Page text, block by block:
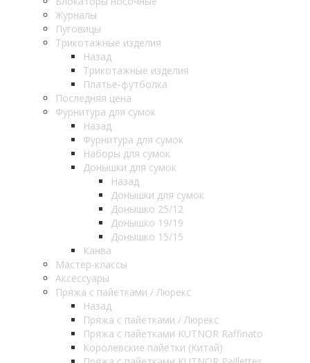
Журналы
Пуговицы
Трикотажные изделия
Назад
Трикотажные изделия
Платье-футболка
Последняя цена
Фурнитура для сумок
Назад
Фурнитура для сумок
Наборы для сумок
Донышки для сумок
Назад
Донышки для сумок
Донышко 25/12
Донышко 19/19
Донышко 15/15
Канва
Мастер-классы
Аксессуары
Пряжа с пайетками / Люрекс
Назад
Пряжа с пайетками / Люрекс
Пряжа с пайетками KUTNOR Raffinato
Королевские пайетки (Китай)